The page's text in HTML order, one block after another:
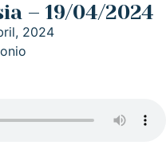
– 19/04/2024
2024